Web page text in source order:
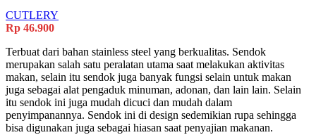
CUTLERY
Rp 46.900
Terbuat dari bahan stainless steel yang berkualitas. Sendok
merupakan salah satu peralatan utama saat melakukan aktivitas
makan, selain itu sendok juga banyak fungsi selain untuk makan
juga sebagai alat pengaduk minuman, adonan, dan lain lain. Selain
itu sendok ini juga mudah dicuci dan mudah dalam
penyimpanannya. Sendok ini di design sedemikian rupa sehingga
bisa digunakan juga sebagai hiasan saat penyajian makanan.